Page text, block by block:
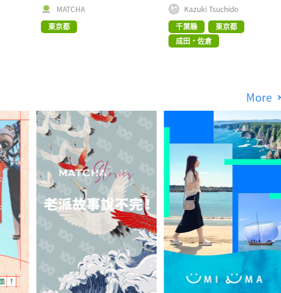
MATCHA
東京都
Kazuki Tsuchido
千葉縣
東京都
成田・佐倉
More